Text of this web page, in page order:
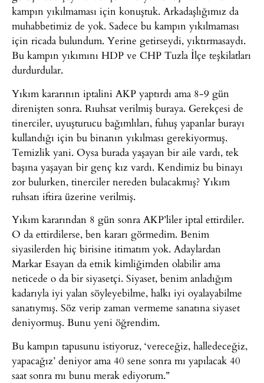
kampın yıkılmaması için konuştuk. Arkadaşlığımız da
muhabbetimiz de yok. Sadece bu kampın yıkılmaması
için ricada bulundum. Yerine getirseydi, yıktırmasaydı.
Bu kampın yıkımını HDP ve CHP Tuzla İlçe teşkilatları
durdurdular.
Yıkım kararının iptalini AKP yaptırdı ama 8-9 gün
direnişten sonra. Rıuhsat verilmiş buraya. Gerekçesi de
tinerciler, uyuşturucu bağımlıları, fuhuş yapanlar burayı
kullandığı için bu binanın yıkılması gerekiyormuş.
Temizlik yani. Oysa burada yaşayan bir aile vardı, tek
başına yaşayan bir genç kız vardı. Kendimiz bu binayı
zor bulurken, tinerciler nereden bulacakmış? Yıkım
ruhsatı iftira üzerine verilmiş.
Yıkım kararından 8 gün sonra AKP’liler iptal ettirdiler.
O da ettirdilerse, ben kararı görmedim. Benim
siyasilerden hiç birisine itimatım yok. Adaylardan
Markar Esayan da etnik kimliğimden olabilir ama
neticede o da bir siyasetçi. Siyaset, benim anladığım
kadarıyla iyi yalan söyleyebilme, halkı iyi oyalayabilme
sanatıymış. Söz verip zaman vermeme sanatına siyaset
deniyormuş. Bunu yeni öğrendim.
Bu kampın tapusunu istiyoruz, ‘vereceğiz, halledeceğiz,
yapacağız’ deniyor ama 40 sene sonra mı yapılacak 40
saat sonra mı bunu merak ediyorum.”